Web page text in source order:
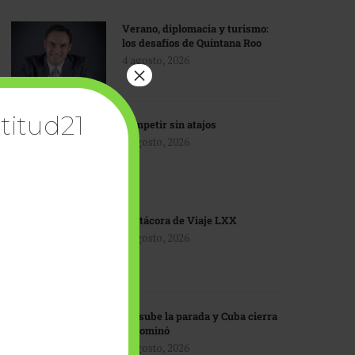
Verano, diplomacia y turismo:
los desafíos de Quintana Roo
4 agosto, 2026
Competir sin atajos
4 agosto, 2026
Bitácora de Viaje LXX
3 agosto, 2026
EU sube la parada y Cuba cierra
el dominó
3 agosto, 2026
×